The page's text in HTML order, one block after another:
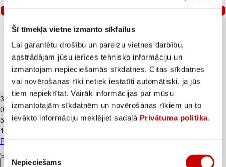
Šī tīmekļa vietne izmanto sīkfailus
Lai garantētu drošību un pareizu vietnes darbību,
apstrādājam jūsu ierīces tehnisko informāciju un
izmantojam nepieciešamās sīkdatnes. Citas sīkdatnes
vai novērošanas rīki netiek iestatīti automātiski, ja jūs
tiem nepiekrītat. Vairāk informācijas par mūsu
izmantotajām sīkdatnēm un novērošanas rīkiem un to
ievākto informāciju meklējiet sadaļā Privātuma politika.
Piekrišanas
izvēle
Nepieciešams
Radošais komplekts PLAY-DOH 4gab.
3
59€
0,9€/gab.
5
99€
1,5€/gab.
Radošais komplekts PLAY-DOH 4gab.
Pievienot